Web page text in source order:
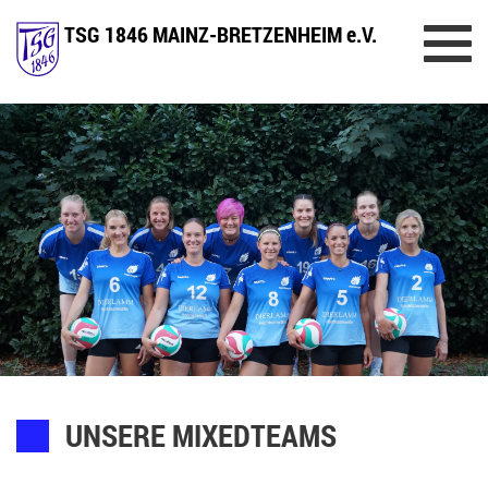
TSG 1846 MAINZ-BRETZENHEIM e.V.
UNSERE MIXEDTEAMS